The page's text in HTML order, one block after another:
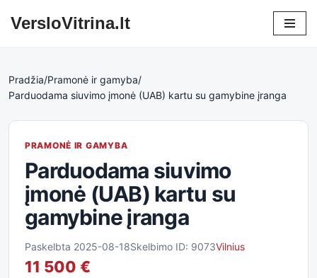
VersloVitrina.lt
Pradžia/Pramonė ir gamyba/
Parduodama siuvimo įmonė (UAB) kartu su gamybine įranga
PRAMONĖ IR GAMYBA
Parduodama siuvimo
įmonė (UAB) kartu su
gamybine įranga
Paskelbta 2025-08-18Skelbimo ID: 9073Vilnius
11 500 €